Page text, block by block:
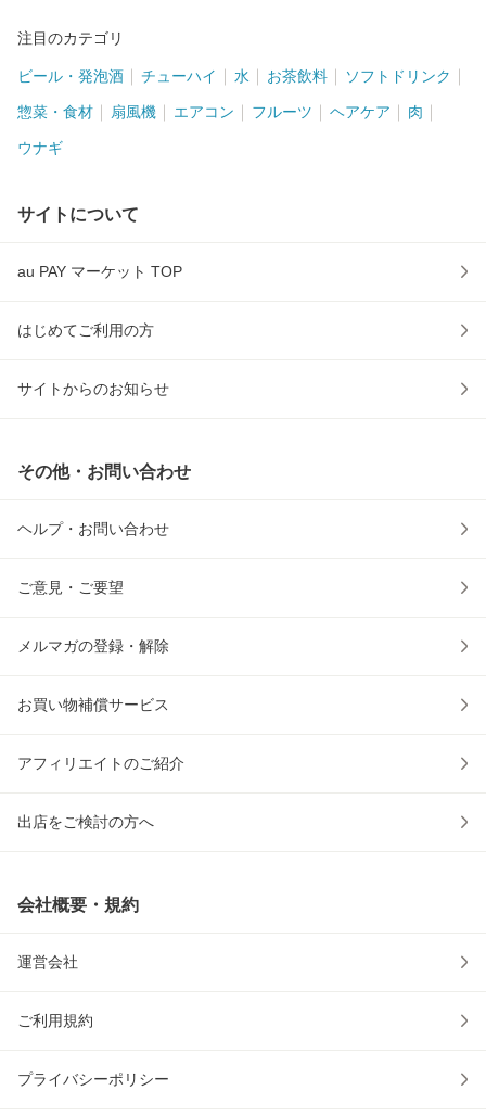
注目のカテゴリ
ビール・発泡酒 チューハイ 水 お茶飲料 ソフトドリンク
惣菜・食材 扇風機 エアコン フルーツ ヘアケア 肉
ウナギ
サイトについて
au PAY マーケット TOP
はじめてご利用の方
サイトからのお知らせ
その他・お問い合わせ
ヘルプ・お問い合わせ
ご意見・ご要望
メルマガの登録・解除
お買い物補償サービス
アフィリエイトのご紹介
出店をご検討の方へ
会社概要・規約
運営会社
ご利用規約
プライバシーポリシー